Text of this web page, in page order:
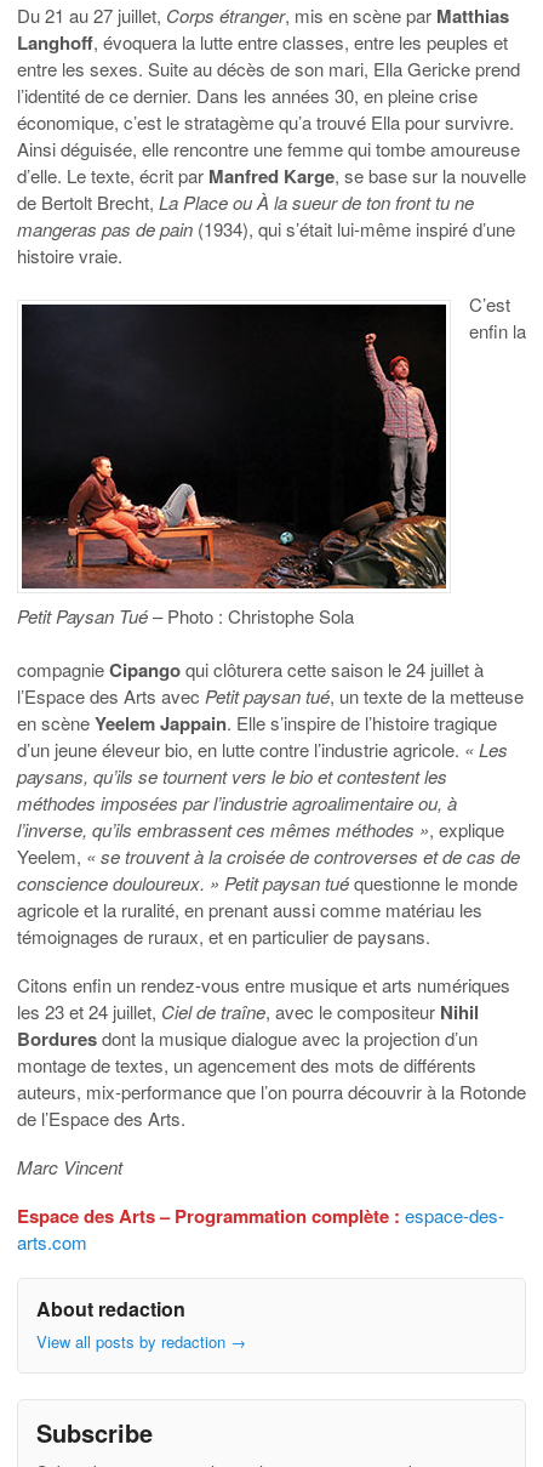
Du 21 au 27 juillet, Corps étranger, mis en scène par Matthias
Langhoff, évoquera la lutte entre classes, entre les peuples et
entre les sexes. Suite au décès de son mari, Ella Gericke prend
l’identité de ce dernier. Dans les années 30, en pleine crise
économique, c’est le stratagème qu’a trouvé Ella pour survivre.
Ainsi déguisée, elle rencontre une femme qui tombe amoureuse
d’elle. Le texte, écrit par Manfred Karge, se base sur la nouvelle
de Bertolt Brecht, La Place ou À la sueur de ton front tu ne
mangeras pas de pain (1934), qui s’était lui-même inspiré d’une
histoire vraie.
Petit Paysan Tué– Photo : Christophe Sola
C’est
enfin la
compagnieCipangoqui clôturera cette saison le 24 juillet à
l’Espace des Arts avec Petit paysan tué, un texte de la metteuse
en scèneYeelem Jappain. Elle s’inspire de l’histoire tragique
d’un jeune éleveur bio, en lutte contre l’industrie agricole. « Les
paysans, qu’ils se tournent vers le bio et contestent les
méthodes imposées par l’industrie agroalimentaire ou, à
l’inverse, qu’ils embrassent ces mêmes méthodes », explique
Yeelem, « se trouvent à la croisée de controverses et de cas de
conscience douloureux. » Petit paysan tuéquestionne le monde
agricole et la ruralité, en prenant aussi comme matériau les
témoignages de ruraux, et en particulier de paysans.
Citons enfin un rendez-vous entre musique et arts numériques
les 23 et 24 juillet, Ciel de traîne, avec le compositeur Nihil
Borduresdont la musique dialogue avec la projection d’un
montage de textes, un agencement des mots de différents
auteurs, mix-performance que l’on pourra découvrir à la Rotonde
de l’Espace des Arts.
Marc Vincent
Espace des Arts – Programmation complète : espace-des-
arts.com
About redaction
View all posts by redaction →
Subscribe